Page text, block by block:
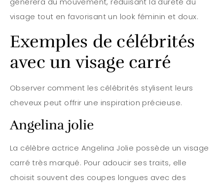
visage tout en favorisant un look féminin et doux.
Exemples de célébrités
avec un visage carré
Observer comment les célébrités stylisent leurs
cheveux peut offrir une inspiration précieuse.
Angelina jolie
La célèbre actrice Angelina Jolie possède un visage
carré très marqué. Pour adoucir ses traits, elle
choisit souvent des coupes longues avec des